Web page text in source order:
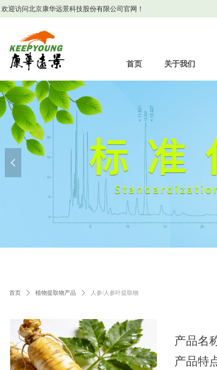
首页 关于我们
欢迎访问北京康华远景科技股份有限公司官网！
产品
产品特点
首页 ꄲ 植物提取物产品 ꄲ 人参/人参叶提取物
넳